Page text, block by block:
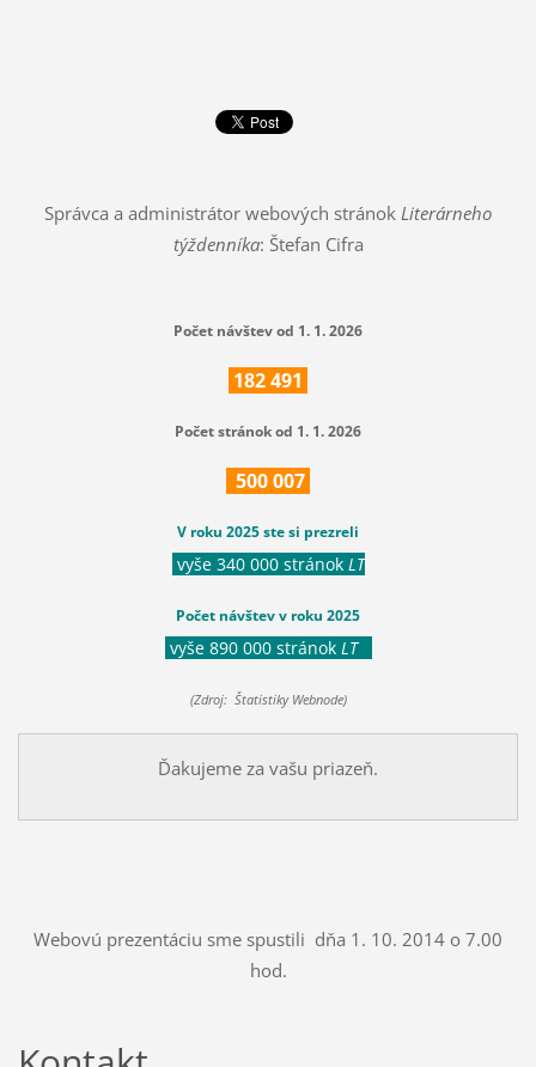
Správca a administrátor webových stránok Literárneho
týždenníka: Štefan Cifra
Počet návštev od 1. 1. 2026
182491
Počet stránok od 1. 1. 2026
500007
V roku 2025 ste si prezreli
vyše 340 000 stránok LT
Počet návštev v roku 2025
vyše 890 000 stránok LT
(Zdroj: Štatistiky Webnode)
Ďakujeme za vašu priazeň.
Webovú prezentáciu sme spustili dňa 1. 10. 2014 o 7.00
hod.